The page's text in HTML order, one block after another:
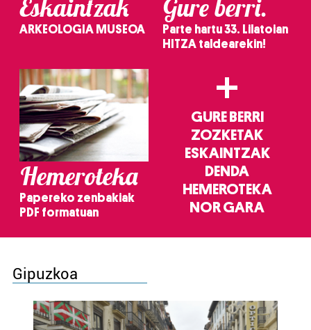
Eskaintzak
ARKEOLOGIA MUSEOA
Gure berri.
Parte hartu 33. Lilatoian
HITZA taldearekin!
Hemeroteka
Papereko zenbakiak
PDF formatuan
+
GURE BERRI
ZOZKETAK
ESKAINTZAK
DENDA
HEMEROTEKA
NOR GARA
Gipuzkoa